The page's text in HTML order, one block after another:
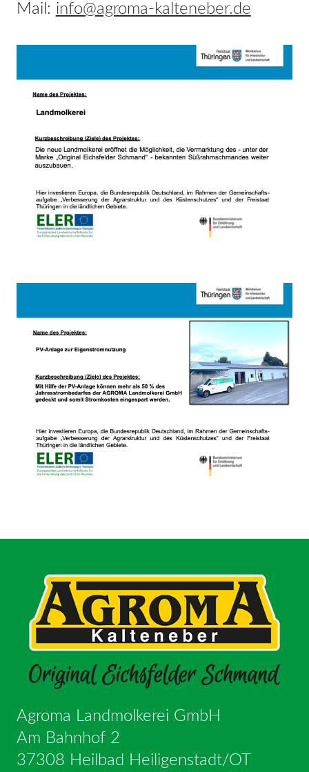
Mail: info@agroma-kalteneber.de
Agroma Landmolkerei GmbH
Am Bahnhof 2
37308 Heilbad Heiligenstadt/OT